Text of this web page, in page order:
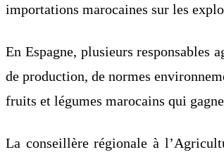
importations marocaines sur les
En Espagne, plusieurs responsables
de production, de normes
fruits et légumes marocains qui
La conseillère régionale à